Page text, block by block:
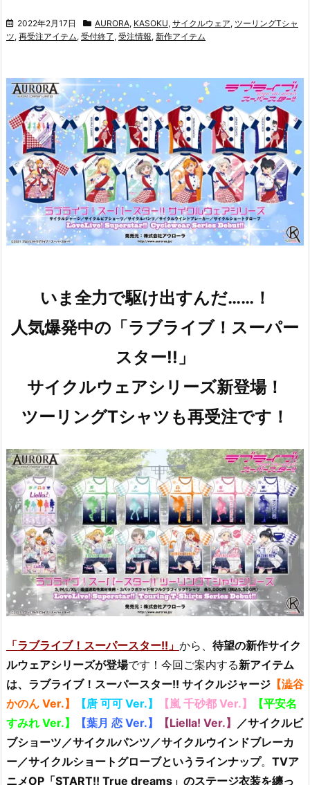
2022年2月17日 AURORA, KASOKU, サイクルウェア, ツーリングTシャ
ツ, 再受注アイテム, 受付終了 , 受注情報, 新作アイテム
いま全力で駆け出すんだ……！
人気爆発中の「ラブライブ！スーパー
スター!!」
サイクルウェアシリーズ新登場！
ツーリングTシャツも再受注です！
「ラブライブ！スーパースター!!」 から、 待望の新作サイク
ルウェアシリーズが登場です！今回ご案内する新アイテム
は、ラブライブ！スーパースター!! サイクルジャージ 【澁谷
かのん Ver.】
【唐 可可 Ver.】 【嵐 千砂都 Ver.】
【平安名
すみれ Ver.】
【葉月 恋 Ver.】 【Liella! Ver.】
／サイクルビ
ブショーツ／サイクルパンツ／サイクルウインドブレーカ
ー／サイクルショートグローブというラインナップ。 TVア
ニメOP「START!! True dreams」のステージ衣装を纏っ